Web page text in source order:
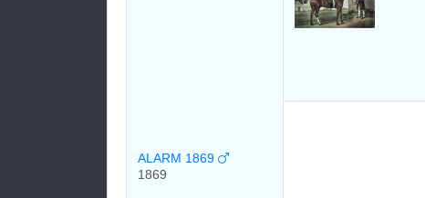
ALARM 1869
1869